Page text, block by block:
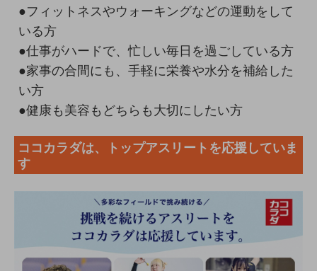
●フィットネスやウォーキングなどの運動をして
いる方
●仕事がハードで、忙しい毎日を過ごしている方
●家事の合間にも、手軽に栄養や水分を補給した
い方
●健康も美容もどちらも大切にしたい方
ココカラダは、トップアスリートを応援していま
す